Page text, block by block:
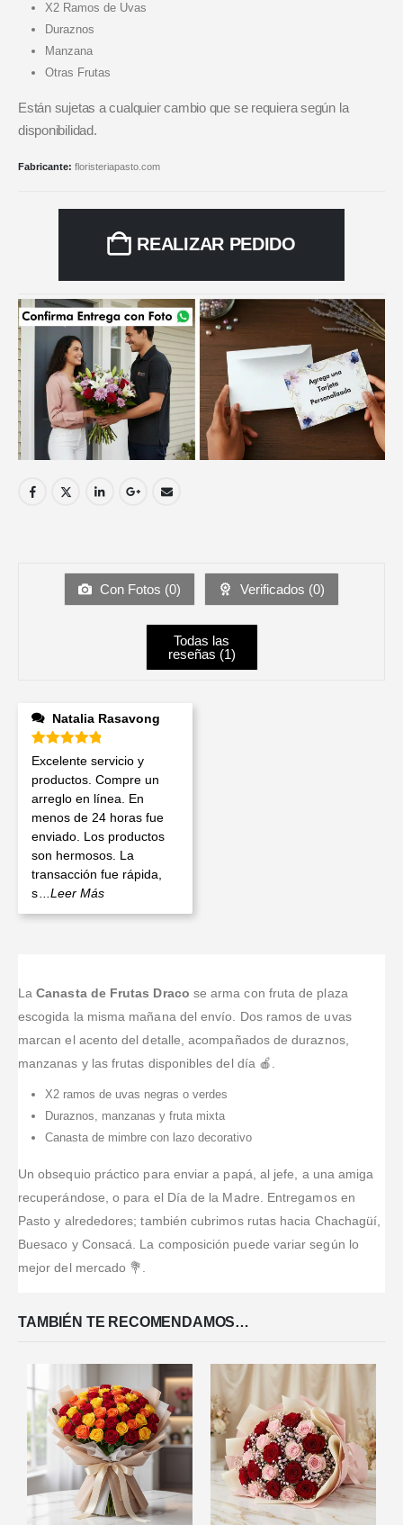
X2 Ramos de Uvas
Duraznos
Manzana
Otras Frutas
Están sujetas a cualquier cambio que se requiera según la
disponibilidad.
Fabricante: floristeriapasto.com
REALIZAR PEDIDO
Con Fotos (0) Verificados (0)
Todas las
reseñas (1)
Natalia Rasavong
Valorado en 5de 5
Excelente servicio y
productos. Compre un
arreglo en línea. En
menos de 24 horas fue
enviado. Los productos
son hermosos. La
transacción fue rápida,
s
...Leer Más
LaCanasta de Frutas Draco se arma con fruta de plaza
escogida la misma mañana del envío. Dos ramos de uvas
marcan el acento del detalle, acompañados de duraznos,
manzanas y las frutas disponibles del día 🍎.
X2 ramos de uvas negras o verdes
Duraznos, manzanas y fruta mixta
Canasta de mimbre con lazo decorativo
Un obsequio práctico para enviar a papá, al jefe, a una amiga
recuperándose, o para el Día de la Madre. Entregamos en
Pasto y alrededores; también cubrimos rutas hacia Chachagüí,
Buesaco y Consacá. La composición puede variar según lo
mejor del mercado 💐.
TAMBIÉN TE RECOMENDAMOS…